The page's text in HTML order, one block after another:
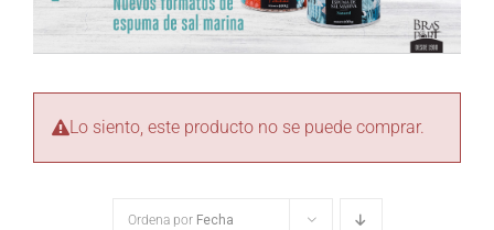
Lo siento, este producto no se puede comprar.
Ordena por Fecha